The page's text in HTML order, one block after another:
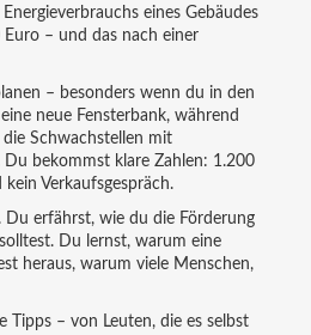
eines Gebäudes
– und das nach einer
– besonders wenn du in den
neue Fensterbank, während
Schwachstellen mit
Du bekommst klare Zahlen: 1.200
Verkaufsgespräch.
Du erfährst, wie du die Förderung
Du lernst, warum eine
heraus, warum viele Menschen,
Tipps – von Leuten, die es selbst